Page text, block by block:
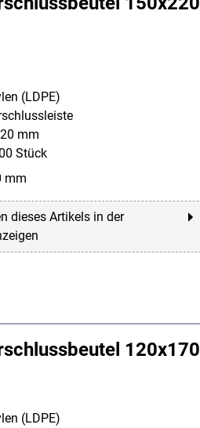
(LDPE)
mm
Stück
mm
dieses Artikels in der
120x170
(LDPE)